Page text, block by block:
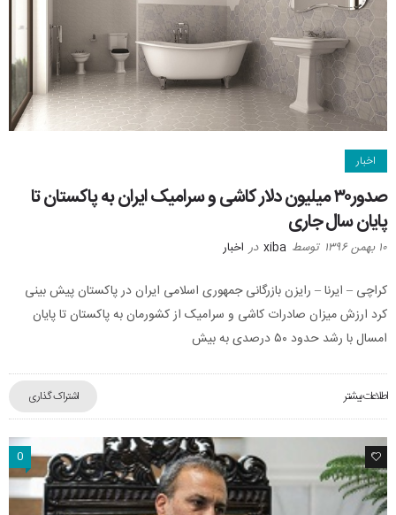
اخبار
صدور۳۰ میلیون دلار کاشی و سرامیک ایران به پاکستان تا
پایان سال جاری
۱۰ بهمن ۱۳۹۶ توسط xiba در اخبار
کراچی – ایرنا – رایزن بازرگانی جمهوری اسلامی ایران در پاکستان پیش بینی
کرد ارزش میزان صادرات کاشی و سرامیک از کشورمان به پاکستان تا پایان
امسال با رشد حدود ۵۰ درصدی به بیش
اطلاعات بیشتر اشتراک گذاری
0 0